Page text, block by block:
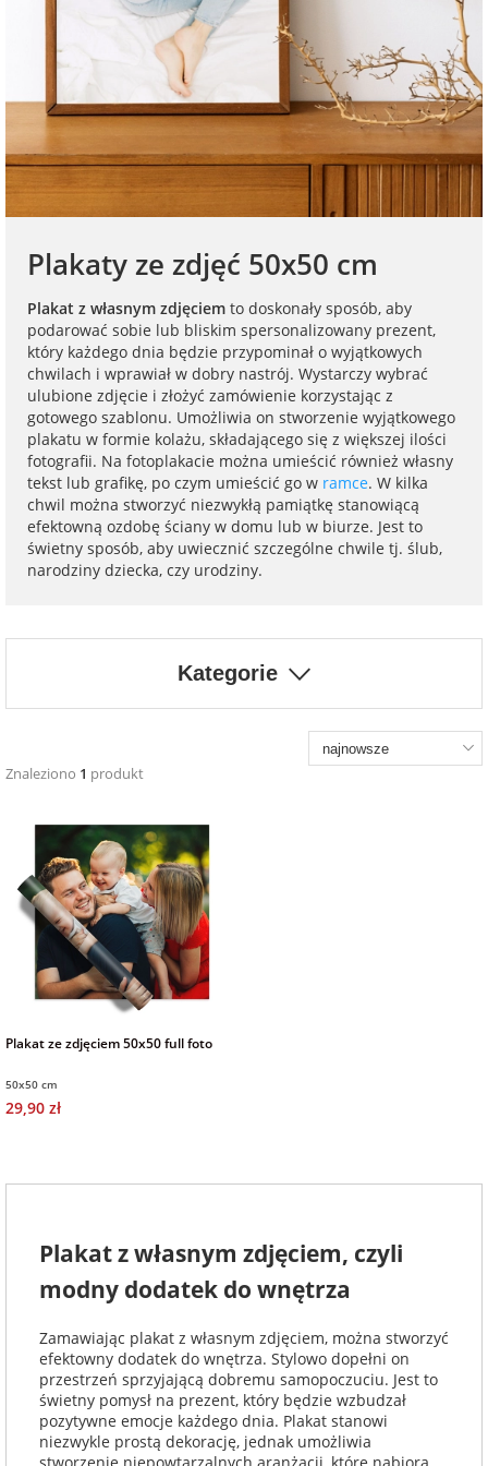
FotoKalendarze
drewniane
FotoKalendarze
magnetyczne
adwentowe
samochodu ze
zdjęciem
gry ze zdjęciem
Kubki
personalizowane
Koszulki
personalizowane
Fartuchy
personalizowane
Torby
personalizowane
naprasowanki
imienne
Bombki ze
zdjęciem
Fotoksiążki
opakowania
walentynki
Naklejki
Listwy do plakatów
prezentowe
Woreczki z organzy
Koperty
Inne
na Dzień Mamy
na Dzień
Dziecka
na Dzień Ojca
na roczek
na 18 urodziny
na 30 urodziny
na 40 urodziny
na 50 urodziny
ślubu
na rozpoczęcie
na zakończenie
szkoły
na pamiątkę z
wakacji
na Dzień
na mikołajki
świąteczny
na Dzień Babci i
Dziadka
dla 30-latka
dla 40-latka
dla taty
dla babci
dla dziadka
dla dziecka
dla ucznia
dla nauczyciela
psów
dla brata
dla siostry
dla chłopaka
dla dziewczyny
dla przyjaciółki
dla przyjaciela
Plakaty ze zdjęć 50x50 cm
Plakat z własnym zdjęciem to doskonały sposób, aby
podarować sobie lub bliskim spersonalizowany prezent,
który każdego dnia będzie przypominał o wyjątkowych
chwilach i wprawiał w dobry nastrój. Wystarczy wybrać
ulubione zdjęcie i złożyć zamówienie korzystając z
gotowego szablonu. Umożliwia on stworzenie wyjątkowego
plakatu w formie kolażu, składającego się z większej ilości
fotografii. Na fotoplakacie można umieścić również własny
tekst lub grafikę, po czym umieścić go w ramce. W kilka
chwil można stworzyć niezwykłą pamiątkę stanowiącą
efektowną ozdobę ściany w domu lub w biurze. Jest to
świetny sposób, aby uwiecznić szczególne chwile tj. ślub,
narodziny dziecka, czy urodziny.
Kategorie
Znaleziono 1 produkt
Plakat ze zdjęciem 50x50 full foto
50x50 cm
29,90 zł
Plakat z własnym zdjęciem, czyli
modny dodatek do wnętrza
Zamawiając plakat z własnym zdjęciem, można stworzyć
efektowny dodatek do wnętrza. Stylowo dopełni on
przestrzeń sprzyjającą dobremu samopoczuciu. Jest to
świetny pomysł na prezent, który będzie wzbudzał
pozytywne emocje każdego dnia. Plakat stanowi
niezwykle prostą dekorację, jednak umożliwia